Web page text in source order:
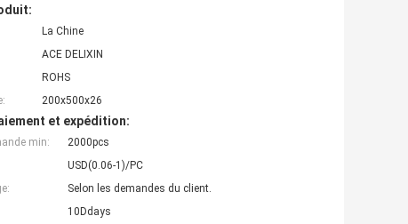
La Chine
ACE DELIXIN
ROHS
200x500x26
et expédition:
min:
2000pcs
USD(0.06-1)/PC
Selon les demandes du client.
10Ddays